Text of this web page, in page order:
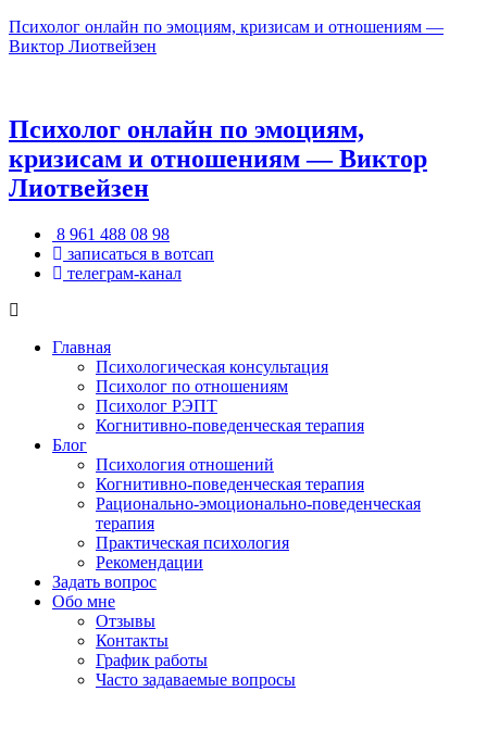
Психолог онлайн по эмоциям, кризисам и отношениям —
Виктор Лиотвейзен
Психолог онлайн по эмоциям,
кризисам и отношениям — Виктор
Лиотвейзен
8 961 488 08 98
записаться в вотсап
телеграм-канал
Главная
Психологическая консультация
Психолог по отношениям
Психолог РЭПТ
Когнитивно-поведенческая терапия
Блог
Психология отношений
Когнитивно-поведенческая терапия
Рационально-эмоционально-поведенческая
терапия
Практическая психология
Рекомендации
Задать вопрос
Обо мне
Отзывы
Контакты
График работы
Часто задаваемые вопросы